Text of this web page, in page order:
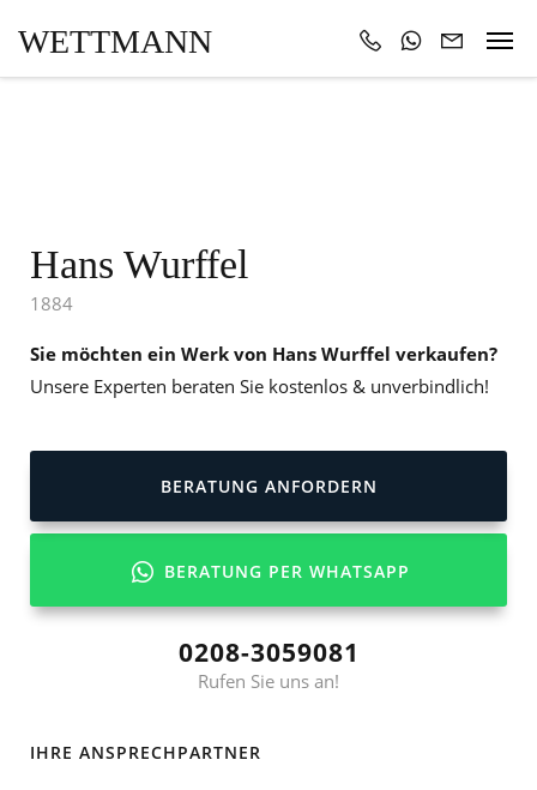
WETTMANN
Hans Wurffel
1884
Sie möchten ein Werk von Hans Wurffel verkaufen?
Unsere Experten beraten Sie kostenlos & unverbindlich!
BERATUNG ANFORDERN
BERATUNG PER WHATSAPP
0208-3059081
Rufen Sie uns an!
IHRE ANSPRECHPARTNER